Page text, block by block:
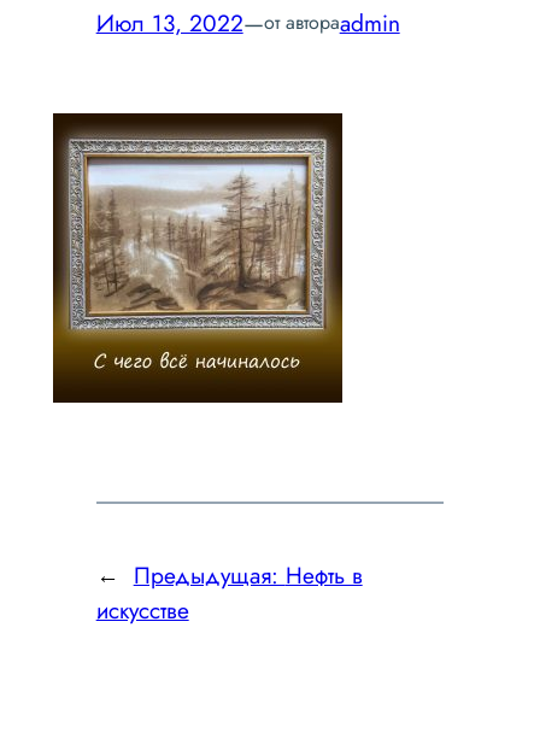
Июл 13, 2022—от автораadmin
← Предыдущая: Нефть в
искусстве